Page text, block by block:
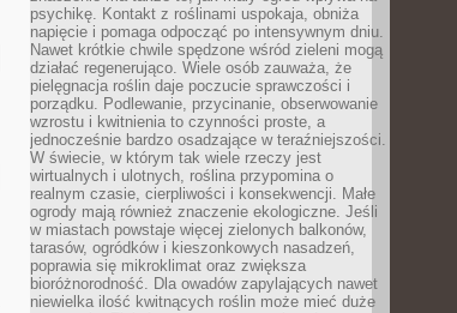
psychikę. Kontakt z roślinami uspokaja, obniża
napięcie i pomaga odpocząć po intensywnym dniu.
Nawet krótkie chwile spędzone wśród zieleni mogą
działać regenerująco. Wiele osób zauważa, że
pielęgnacja roślin daje poczucie sprawczości i
porządku. Podlewanie, przycinanie, obserwowanie
wzrostu i kwitnienia to czynności proste, a
jednocześnie bardzo osadzające w teraźniejszości.
W świecie, w którym tak wiele rzeczy jest
wirtualnych i ulotnych, roślina przypomina o
realnym czasie, cierpliwości i konsekwencji. Małe
ogrody mają również znaczenie ekologiczne. Jeśli
w miastach powstaje więcej zielonych balkonów,
tarasów, ogródków i kieszonkowych nasadzeń,
poprawia się mikroklimat oraz zwiększa
bioróżnorodność. Dla owadów zapylających nawet
niewielka ilość kwitnących roślin może mieć duże